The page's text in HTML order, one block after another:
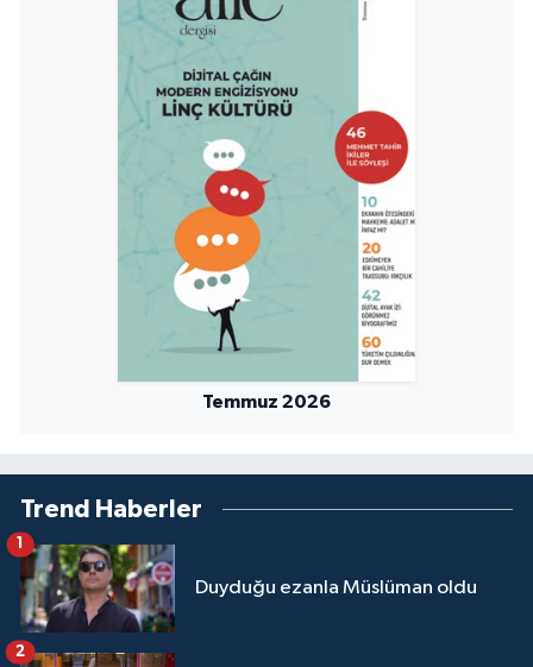
Temmuz 2026
Trend Haberler
Duyduğu ezanla Müslüman oldu
2
Nevşehir Müftülüğü
Niğde Müftülüğü
Ordu Müftülüğü
Osmaniye Müftülüğü
Rize Müftülüğü
Sakarya Müftülüğü
Samsun Müftülüğü
Siirt Müftülüğü
Sivas Müftülüğü
Şanlıurfa Müftülüğü